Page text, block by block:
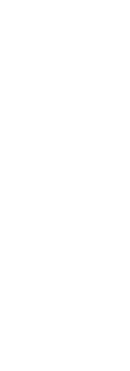
Blue Grey
Blue White Leather